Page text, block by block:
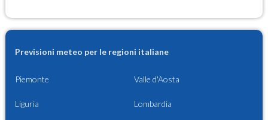
Previsioni meteo per le regioni italiane
Piemonte Valle d'Aosta
Liguria Lombardia